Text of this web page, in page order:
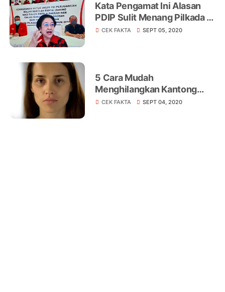
Kata Pengamat Ini Alasan
PDIP Sulit Menang Pilkada di
Sumatera Barat
CEK FAKTA SEPT 05, 2020
5 Cara Mudah
Menghilangkan Kantong
Mata
CEK FAKTA SEPT 04, 2020